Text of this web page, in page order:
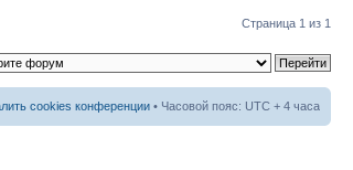
Страница 1 из 1
cookies конференции • Часовой пояс: UTC + 4 часа